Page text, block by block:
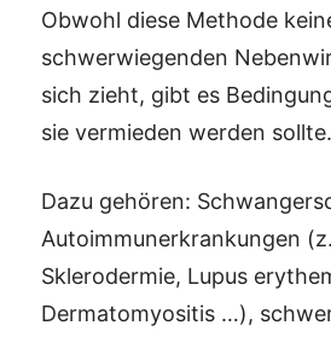
Obwohl diese Methode
schwerwiegenden
sich zieht, gibt es
sie vermieden werden sollte.
Dazu gehören:
Autoimmunerkrankungen
Sklerodermie, Lupus
Dermatomyositis …),